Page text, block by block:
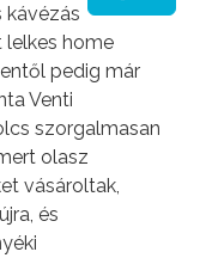
kávézás
lelkes home
pedig már
Venti
szorgalmasan
olasz
vásároltak,
és